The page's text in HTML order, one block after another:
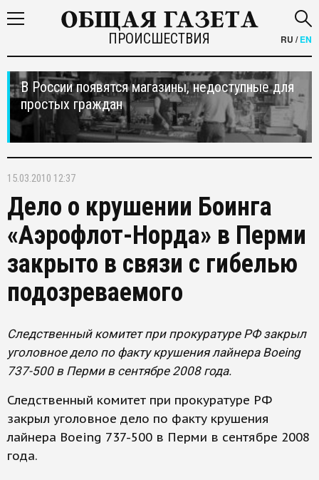
ПРОИСШЕСТВИЯ RU /EN
В России появятся магазины, недоступные для
простых граждан
15.03.2010 12:37
Дело о крушении Боинга
«Аэрофлот-Норда» в Перми
закрыто в связи с гибелью
подозреваемого
Следственный комитет при прокуратуре РФ закрыл
уголовное дело по факту крушения лайнера Boeing
737-500 в Перми в сентябре 2008 года.
Следственный комитет при прокуратуре РФ
закрыл уголовное дело по факту крушения
лайнера Boeing 737-500 в Перми в сентябре 2008
года.